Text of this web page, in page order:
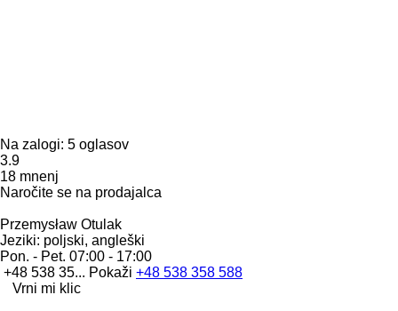
Na zalogi: 5 oglasov
3.9
18 mnenj
Naročite se na prodajalca
Przemysław Otulak
Jeziki: poljski, angleški
Pon. - Pet. 07:00 - 17:00
+48 538 35... Pokaži +48 538 358 588
Vrni mi klic